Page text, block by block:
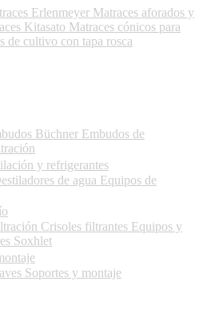
Erlenmeyer Matraces aforados y
Kitasato Matraces cónicos para
de cultivo con tapa rosca
Büchner Embudos de
y refrigerantes
de agua Equipos de
Crisoles filtrantes Equipos y
Soxhlet
Soportes y montaje